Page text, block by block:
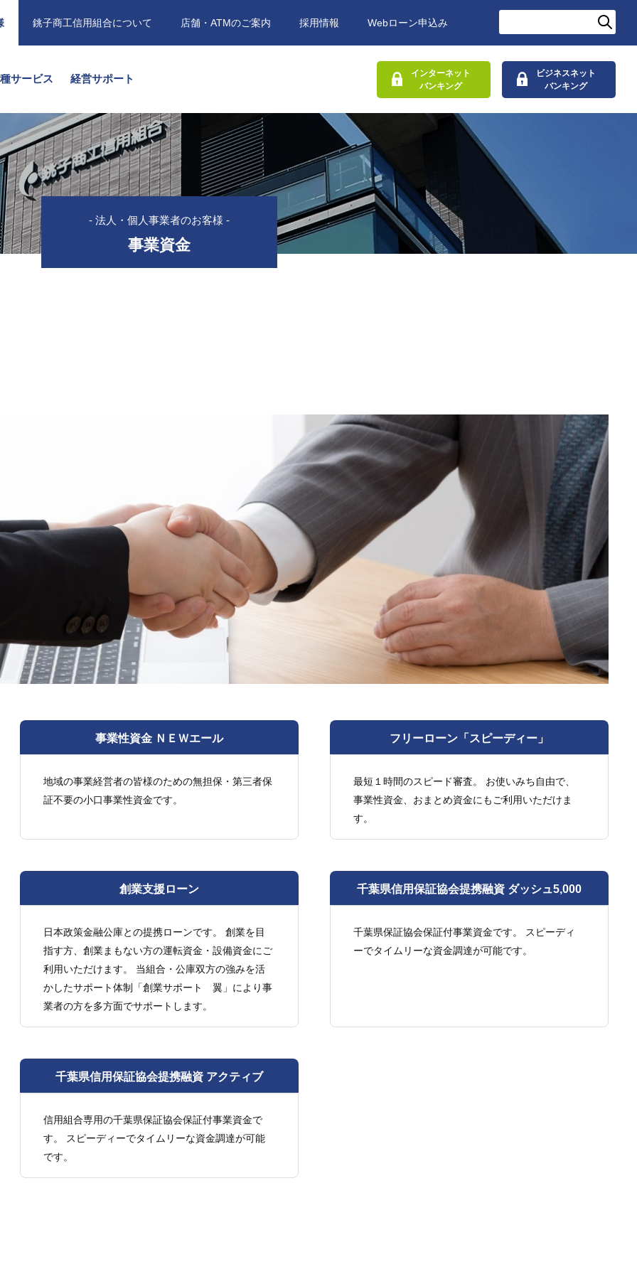
銚子商工信用組合について 店舗・ATMのご案内 採用情報 Webローン申込み
サービス 経営サポート
インターネット
バンキング
ビジネスネット
バンキング
- 法人・個人事業者のお客様 -
事業資金
事業性資金 ＮＥＷエール
地域の事業経営者の皆様のための無担保・第三者保
証不要の小口事業性資金です。
フリーローン「スピーディー」
最短１時間のスピード審査。 お使いみち自由で、
事業性資金、おまとめ資金にもご利用いただけま
す。
創業支援ローン
日本政策金融公庫との提携ローンです。 創業を目
指す方、創業まもない方の運転資金・設備資金にご
利用いただけます。 当組合・公庫双方の強みを活
かしたサポート体制「創業サポート 翼」により事
業者の方を多方面でサポートします。
千葉県信用保証協会提携融資 ダッシュ5,000
千葉県保証協会保証付事業資金です。 スピーディ
ーでタイムリーな資金調達が可能です。
千葉県信用保証協会提携融資 アクティブ
信用組合専用の千葉県保証協会保証付事業資金で
す。 スピーディーでタイムリーな資金調達が可能
です。